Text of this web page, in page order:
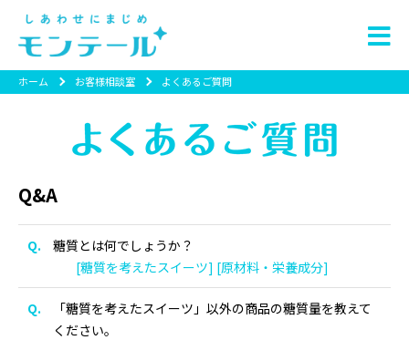
ホーム お客様相談室 よくあるご質問
Q&A
糖質とは何でしょうか？
[糖質を考えたスイーツ] [原材料・栄養成分]
「糖質を考えたスイーツ」以外の商品の糖質量を教えて
ください。